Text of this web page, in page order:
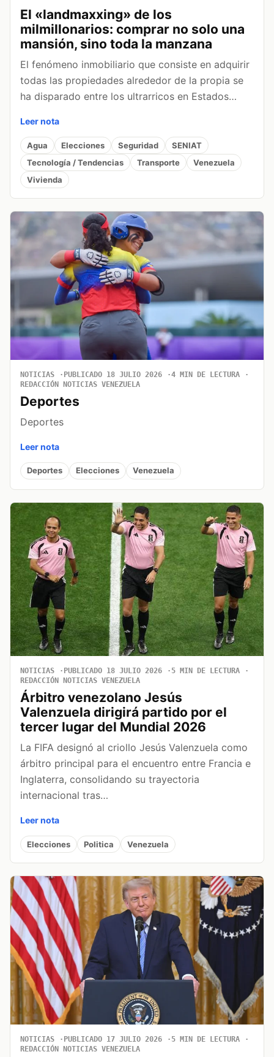
El «landmaxxing» de los
milmillonarios: comprar no solo una
mansión, sino toda la manzana
El fenómeno inmobiliario que consiste en adquirir
todas las propiedades alrededor de la propia se
ha disparado entre los ultrarricos en Estados…
Leer nota
Agua Elecciones Seguridad
SENIAT
Tecnología / Tendencias
Transporte
Venezuela
Vivienda
NOTICIAS PUBLICADO 18 JULIO 2026
4 MIN DE LECTURA
REDACCIÓN NOTICIAS VENEZUELA
Deportes
Deportes
Leer nota
Deportes Elecciones Venezuela
NOTICIAS PUBLICADO 18 JULIO 2026
5 MIN DE LECTURA
REDACCIÓN NOTICIAS VENEZUELA
Árbitro venezolano Jesús
Valenzuela dirigirá partido por el
tercer lugar del Mundial 2026
La FIFA designó al criollo Jesús Valenzuela como
árbitro principal para el encuentro entre Francia e
Inglaterra, consolidando su trayectoria
internacional tras…
Leer nota
Elecciones Politica Venezuela
NOTICIAS PUBLICADO 17 JULIO 2026
5 MIN DE LECTURA
REDACCIÓN NOTICIAS VENEZUELA